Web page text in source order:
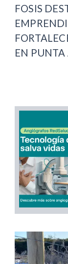
FOSIS
EN PUNTA